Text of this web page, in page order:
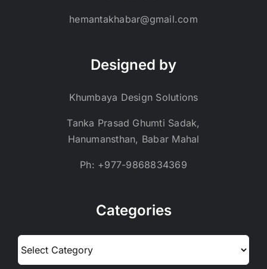
hemantakhabar@gmail.com
Designed by
Khumbaya Design Solutions
Tanka Prasad Ghumti Sadak,
Hanumansthan, Babar Mahal
Ph: +977-9868834369
Categories
Categories